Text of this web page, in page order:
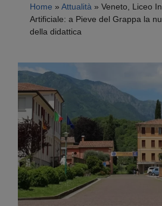
Home » Attualità » Veneto, Liceo
Artificiale: a Pieve del Grappa la
della didattica